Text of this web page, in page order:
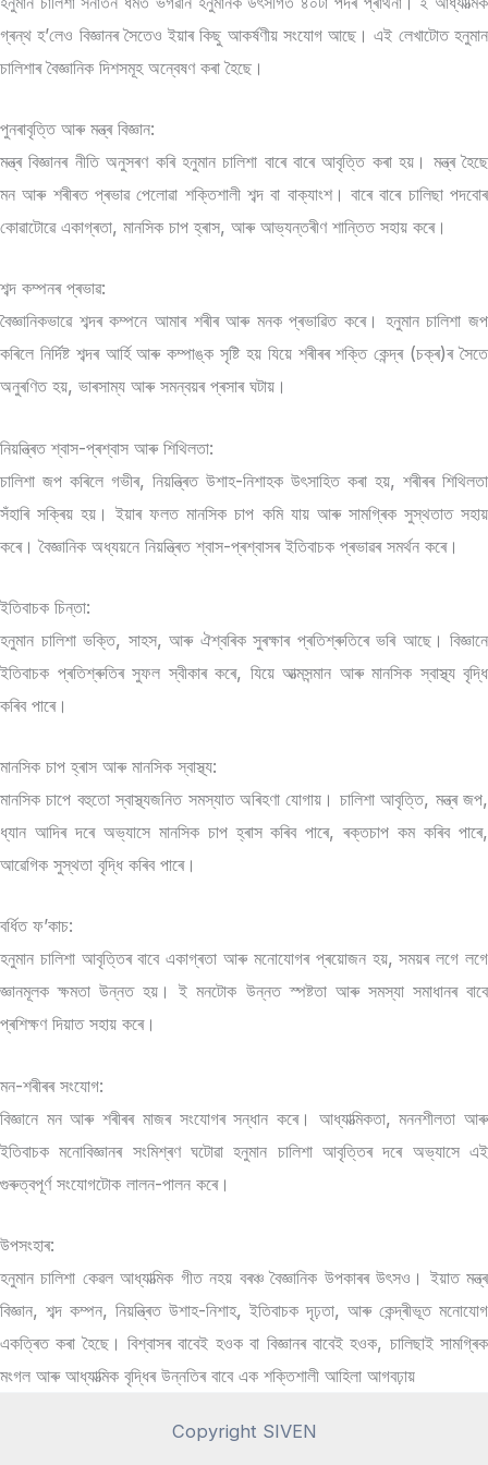
গ্ৰন্থ হ’লেও বিজ্ঞানৰ সৈতেও ইয়াৰ কিছু আকৰ্ষণীয় সংযোগ আছে। এই লেখাটোত হনুমান
চালিশাৰ বৈজ্ঞানিক দিশসমূহ অন্বেষণ কৰা হৈছে।
পুনৰাবৃত্তি আৰু মন্ত্ৰ বিজ্ঞান:
মন্ত্ৰ বিজ্ঞানৰ নীতি অনুসৰণ কৰি হনুমান চালিশা বাৰে বাৰে আবৃত্তি কৰা হয়। মন্ত্ৰ হৈছে
মন আৰু শৰীৰত প্ৰভাৱ পেলোৱা শক্তিশালী শব্দ বা বাক্যাংশ। বাৰে বাৰে চালিছা পদবোৰ
কোৱাটোৱে একাগ্ৰতা, মানসিক চাপ হ্ৰাস, আৰু আভ্যন্তৰীণ শান্তিত সহায় কৰে।
শব্দ কম্পনৰ প্ৰভাৱ:
বৈজ্ঞানিকভাৱে শব্দৰ কম্পনে আমাৰ শৰীৰ আৰু মনক প্ৰভাৱিত কৰে। হনুমান চালিশা জপ
কৰিলে নিৰ্দিষ্ট শব্দৰ আৰ্হি আৰু কম্পাঙ্ক সৃষ্টি হয় যিয়ে শৰীৰৰ শক্তি কেন্দ্ৰ (চক্ৰ)ৰ সৈতে
অনুৰণিত হয়, ভাৰসাম্য আৰু সমন্বয়ৰ প্ৰসাৰ ঘটায়।
নিয়ন্ত্ৰিত শ্বাস-প্ৰশ্বাস আৰু শিথিলতা:
চালিশা জপ কৰিলে গভীৰ, নিয়ন্ত্ৰিত উশাহ-নিশাহক উৎসাহিত কৰা হয়, শৰীৰৰ শিথিলতা
সঁহাৰি সক্ৰিয় হয়। ইয়াৰ ফলত মানসিক চাপ কমি যায় আৰু সামগ্ৰিক সুস্থতাত সহায়
কৰে। বৈজ্ঞানিক অধ্যয়নে নিয়ন্ত্ৰিত শ্বাস-প্ৰশ্বাসৰ ইতিবাচক প্ৰভাৱৰ সমৰ্থন কৰে।
ইতিবাচক চিন্তা:
হনুমান চালিশা ভক্তি, সাহস, আৰু ঐশ্বৰিক সুৰক্ষাৰ প্ৰতিশ্ৰুতিৰে ভৰি আছে। বিজ্ঞানে
ইতিবাচক প্ৰতিশ্ৰুতিৰ সুফল স্বীকাৰ কৰে, যিয়ে আত্মসন্মান আৰু মানসিক স্বাস্থ্য বৃদ্ধি
কৰিব পাৰে।
মানসিক চাপ হ্ৰাস আৰু মানসিক স্বাস্থ্য:
মানসিক চাপে বহুতো স্বাস্থ্যজনিত সমস্যাত অৰিহণা যোগায়। চালিশা আবৃত্তি, মন্ত্ৰ জপ,
ধ্যান আদিৰ দৰে অভ্যাসে মানসিক চাপ হ্ৰাস কৰিব পাৰে, ৰক্তচাপ কম কৰিব পাৰে,
আৱেগিক সুস্থতা বৃদ্ধি কৰিব পাৰে।
বৰ্ধিত ফ’কাচ:
হনুমান চালিশা আবৃত্তিৰ বাবে একাগ্ৰতা আৰু মনোযোগৰ প্ৰয়োজন হয়, সময়ৰ লগে লগে
জ্ঞানমূলক ক্ষমতা উন্নত হয়। ই মনটোক উন্নত স্পষ্টতা আৰু সমস্যা সমাধানৰ বাবে
প্ৰশিক্ষণ দিয়াত সহায় কৰে।
মন-শৰীৰৰ সংযোগ:
বিজ্ঞানে মন আৰু শৰীৰৰ মাজৰ সংযোগৰ সন্ধান কৰে। আধ্যাত্মিকতা, মননশীলতা আৰু
ইতিবাচক মনোবিজ্ঞানৰ সংমিশ্ৰণ ঘটোৱা হনুমান চালিশা আবৃত্তিৰ দৰে অভ্যাসে এই
গুৰুত্বপূৰ্ণ সংযোগটোক লালন-পালন কৰে।
উপসংহাৰ:
হনুমান চালিশা কেৱল আধ্যাত্মিক গীত নহয় বৰঞ্চ বৈজ্ঞানিক উপকাৰৰ উৎসও। ইয়াত মন্ত্ৰ
বিজ্ঞান, শব্দ কম্পন, নিয়ন্ত্ৰিত উশাহ-নিশাহ, ইতিবাচক দৃঢ়তা, আৰু কেন্দ্ৰীভূত মনোযোগ
একত্ৰিত কৰা হৈছে। বিশ্বাসৰ বাবেই হওক বা বিজ্ঞানৰ বাবেই হওক, চালিছাই সামগ্ৰিক
মংগল আৰু আধ্যাত্মিক বৃদ্ধিৰ উন্নতিৰ বাবে এক শক্তিশালী আহিলা আগবঢ়ায়
Copyright SIVEN